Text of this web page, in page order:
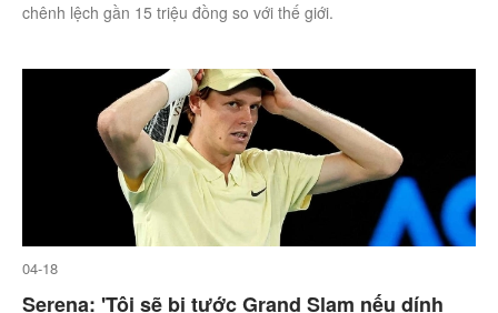
chênh lệch gần 15 triệu đồng so với thế giới.
04-18
Serena: 'Tôi sẽ bị tước Grand Slam nếu dính